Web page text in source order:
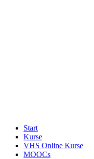
Start
Kurse
VHS Online Kurse
MOOCs